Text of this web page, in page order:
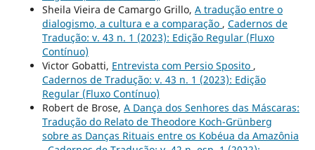
Sheila Vieira de Camargo Grillo, A tradução entre o
dialogismo, a cultura e a comparação , Cadernos de
Tradução: v. 43 n. 1 (2023): Edição Regular (Fluxo
Contínuo)
Victor Gobatti, Entrevista com Persio Sposito ,
Cadernos de Tradução: v. 43 n. 1 (2023): Edição
Regular (Fluxo Contínuo)
Robert de Brose, A Dança dos Senhores das Máscaras:
Tradução do Relato de Theodore Koch-Grünberg
sobre as Danças Rituais entre os Kobéua da Amazônia